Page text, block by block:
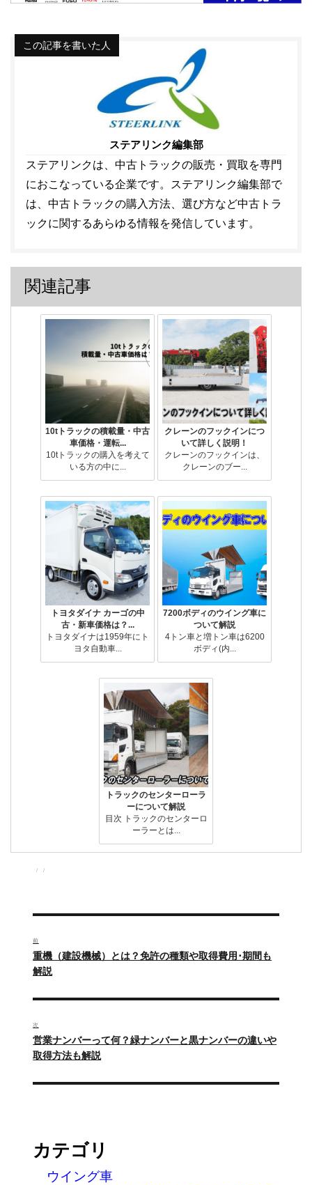
この記事を書いた人
ステアリンク編集部
ステアリンクは、中古トラックの販売・買取を専門
におこなっている企業です。ステアリンク編集部で
は、中古トラックの購入方法、選び方など中古トラ
ックに関するあらゆる情報を発信しています。
関連記事
10tトラックの積載量・中古
車価格・運転...
10tトラックの購入を考えて
いる方の中に...
クレーンのフックインにつ
いて詳しく説明！
クレーンのフックインは、
クレーンのブー...
トヨタダイナ カーゴの中
古・新車価格は？...
トヨタダイナは1959年にト
ヨタ自動車...
7200ボディのウイング車に
ついて解説
4トン車と増トン車は6200
ボディ(内...
トラックのセンターローラ
ーについて解説
目次 トラックのセンターロ
ーラーとは...
投
投
稿
ナ
ビ
ゲ
ー
シ
ョ
前
過
去
投
重機（建設機械）とは？免許の種類や取得費用･期間も
解説
次
次
の
稿:
営業ナンバーって何？緑ナンバーと黒ナンバーの違いや
取得方法も解説
カテゴリ
ウイング車